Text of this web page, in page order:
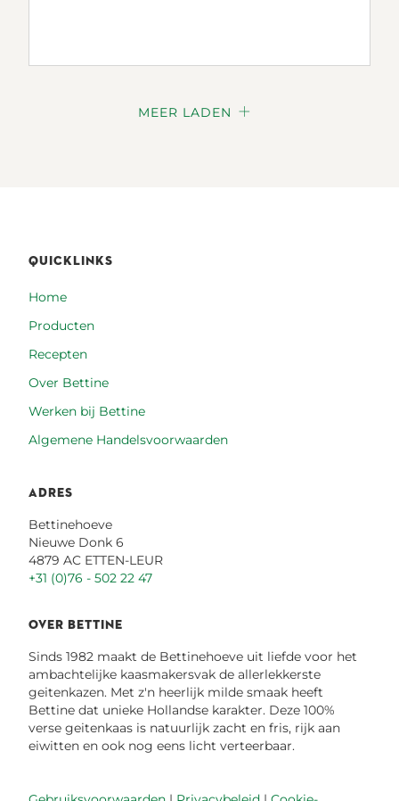
MEER LADEN
QUICKLINKS
Home
Producten
Recepten
Over Bettine
Werken bij Bettine
Algemene Handelsvoorwaarden
ADRES
Bettinehoeve
Nieuwe Donk 6
4879 AC ETTEN-LEUR
+31 (0)76 - 502 22 47
OVER BETTINE
Sinds 1982 maakt de Bettinehoeve uit liefde voor het
ambachtelijke kaasmakersvak de allerlekkerste
geitenkazen. Met z'n heerlijk milde smaak heeft
Bettine dat unieke Hollandse karakter. Deze 100%
verse geitenkaas is natuurlijk zacht en fris, rijk aan
eiwitten en ook nog eens licht verteerbaar.